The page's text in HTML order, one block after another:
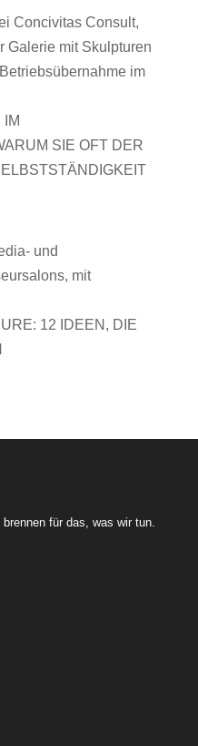
SIE OFT DER
12 IDEEN, DIE
für das, was wir tun.